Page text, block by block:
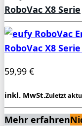
RoboVac X8 Serie
59,99 €
inkl. MwSt.Zuletzt
Mehr erfahren